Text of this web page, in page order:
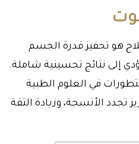
هو تحفيز قدرة الجسم
إلى نتائج تحسينية شاملة.
في العلوم الطبية
تجدد الأنسجة، وزيادة الثقة